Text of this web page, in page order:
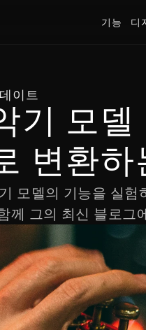
이트
기 모델
변환하
모델의 기능을 실
께 그의 최신 블로그
기능 디